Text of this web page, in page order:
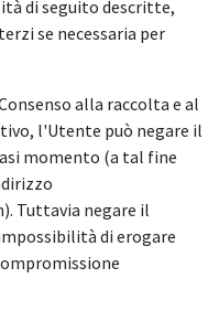
di seguito descritte,
se necessaria per
alla raccolta e al
l'Utente può negare il
momento (a tal fine
Tuttavia negare il
di erogare